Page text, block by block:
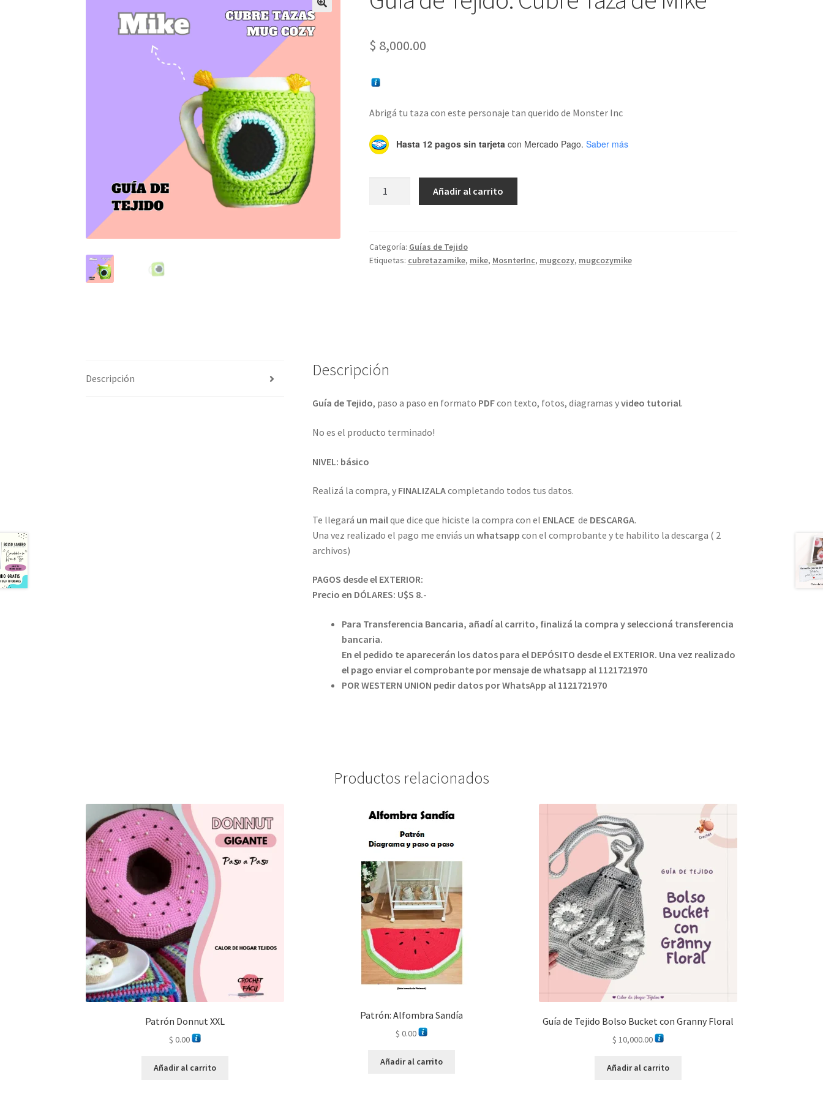
$ 8,000.00
Abrigá tu taza con este personaje tan querido de Monster Inc
Hasta 12 pagos sin tarjetacon Mercado Pago. Saber más
Taza
de
Añadir al carrito
Categoría: Guías de Tejido
Etiquetas: cubretazamike, mike, MosnterInc, mugcozy, mugcozymike
Descripción Descripción
Guía de Tejido, paso a paso en formato PDFcon texto, fotos, diagramas yvideo tutorial.
No es el producto terminado!
NIVEL: básico
Realizá la compra, y FINALIZALAcompletando todos tus datos.
Te llegará un mailque dice que hiciste la compra con el ENLACE de DESCARGA.
Una vez realizado el pago me enviás unwhatsapp con el comprobante y te habilito la descarga ( 2
archivos)
PAGOS desde el EXTERIOR:
Precio en DÓLARES: U$S 8.-
Para Transferencia Bancaria, añadí al carrito, finalizá la compra y seleccioná transferencia
bancaria.
En el pedido te aparecerán los datos para el DEPÓSITO desde el EXTERIOR. Una vez realizado
el pago enviar el comprobante por mensaje de whatsapp al 1121721970
POR WESTERN UNION pedir datos por WhatsApp al 1121721970
Productos relacionados
Patrón Donnut XXL
$ 0.00
Añadir al carrito
Patrón: Alfombra Sandía
$ 0.00
Añadir al carrito
Guía de Tejido Bolso Bucket con Granny Floral
$ 10,000.00
Añadir al carrito